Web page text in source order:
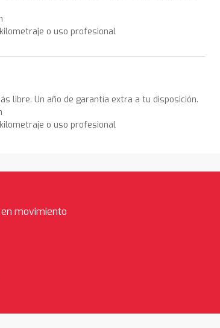
o uso profesional
libre. Un año de garantía extra a tu disposición.
o uso profesional
movimiento